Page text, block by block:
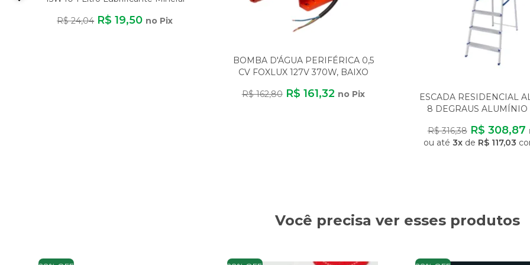
R$ 24,04 R$ 19,50 no Pix
BOMBA D'ÁGUA PERIFÉRICA 0,5
CV FOXLUX 127V 370W, BAIXO
R$ 162,80 R$ 161,32 no Pix
ESCADA RESIDENCIAL
8 DEGRAUS ALUMÍNIO
R$ 316,38 R$ 308,87
ou até3x de R$ 117,03
Você precisa ver esses produtos